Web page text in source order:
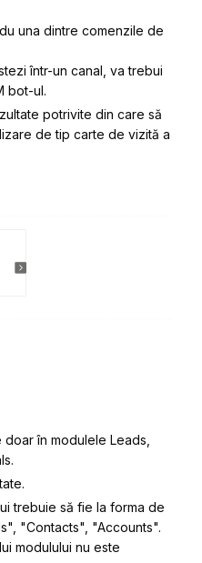
una dintre comenzile de
într-un canal, va trebui
bot-ul.
potrivite din care să
de tip carte de vizită a
în modulele Leads,
trebuie să fie la forma de
"Contacts", "Accounts".
modulului nu este